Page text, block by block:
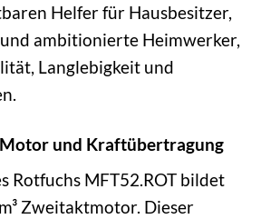
Helfer für Hausbesitzer,
ambitionierte Heimwerker,
Langlebigkeit und
und Kraftübertragung
Rotfuchs MFT52.ROT bildet
Zweitaktmotor. Dieser